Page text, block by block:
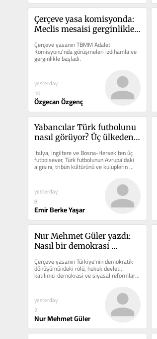
Çerçeve yasa komisyonda:
Meclis mesaisi gerginlikle
Çerçeve yasanın TBMM Adalet
Komisyonu'nda görüşmeleri izdihamla ve
gerginlikle başladı.
yesterday
10
Özgecan Özgenç
Yabancılar Türk futbolunu
nasıl görüyor? Üç ülkeden
taraftarlar Medyascope’a
anlattı
İtalya, İngiltere ve Bosna-Hersek’ten üç
futbolsever, Türk futbolunun Avrupa’daki
algısını, tribün kültürünü ve kulüplerin
geleceğini anlattı.
yesterday
8
Emir Berke Yaşar
Nur Mehmet Güler yazdı:
Nasıl bir demokrasi
demokratik dönüşümü
başaracak mı?
Çerçeve yasanın Türkiye'nin demokratik
dönüşümündeki rolü, hukuk devleti,
katılımcı demokrasi ve siyasal reformlar
yesterday
2
Nur Mehmet Güler